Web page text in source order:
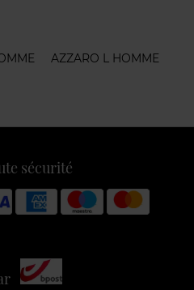
AZZARO L HOMME
sécurité